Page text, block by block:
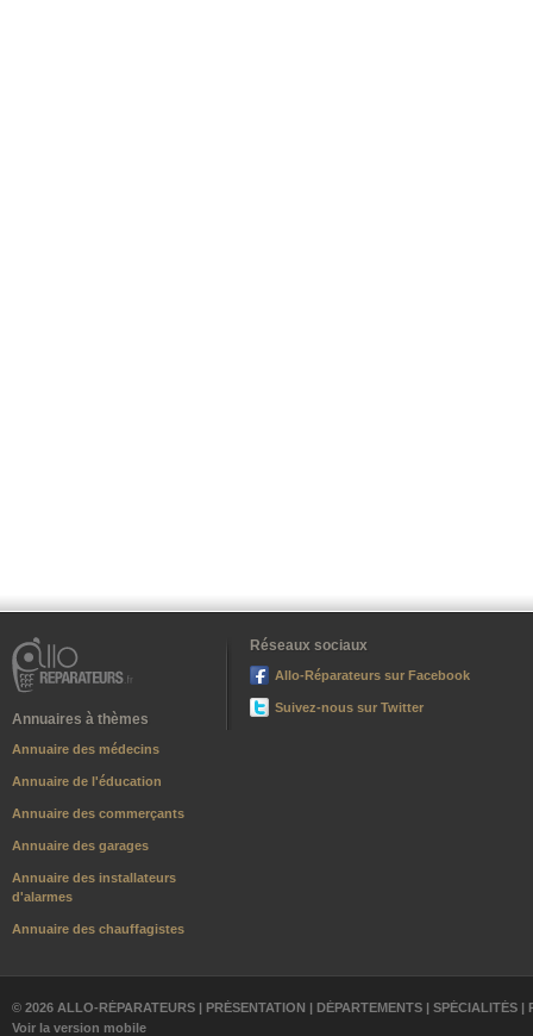
Annuaires à thèmes
Annuaire des médecins
Annuaire de l'éducation
Annuaire des commerçants
Annuaire des garages
Annuaire des installateurs
d'alarmes
Annuaire des chauffagistes
Réseaux sociaux
Allo-Réparateurs sur Facebook
Suivez-nous sur Twitter
© 2026 ALLO-RÉPARATEURS | PRÉSENTATION | DÉPARTEMENTS | SPÉCIALITÉS |
Voir la version mobile